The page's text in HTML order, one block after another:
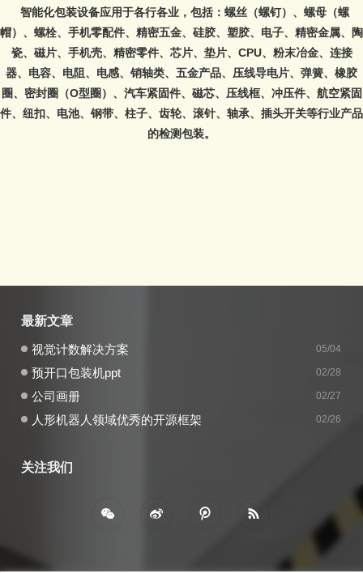
智能化包装设备应用于各行各业，包括：螺丝（螺钉）、螺母（螺
帽）、螺栓、手机零配件、精密五金、硅胶、塑胶、电子、精密金属、陶
瓷、磁片、手机壳、精密零件、芯片、垫片、CPU、粉末冶金、连接
器、电容、电阻、电感、销轴类、五金产品、压线导电片、弹簧、橡胶
圈、密封圈（O型圈）、汽车紧固件、磁芯、压线框、冲压件、航空紧固
件、纽扣、电池、钢带、柱子、齿轮、滚针、轴承、插头开关等行业产品
的检测包装。
最新文章
05/04
视觉计数解决方案
02/28
预开口包装机ppt
02/27
公司画册
02/26
人形机器人领域优秀的开源框架
关注我们